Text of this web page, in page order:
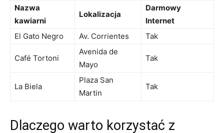
Nazwa
kawiarni
Lokalizacja
Darmowy
Internet
El Gato Negro
Av. Corrientes Tak
Café Tortoni
Avenida de
Mayo
Tak
La Biela
Plaza San
Martin
Tak
Dlaczego warto korzystać z